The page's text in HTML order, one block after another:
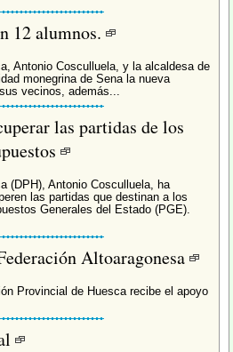
12 alumnos.
Antonio Cosculluela, y la alcaldesa de
monegrina de Sena la nueva
vecinos, además...
las partidas de los
(DPH), Antonio Cosculluela, ha
las partidas que destinan a los
Generales del Estado (PGE).
Altoaragonesa
Provincial de Huesca recibe el apoyo